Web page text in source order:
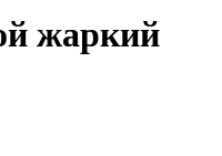
жаркий